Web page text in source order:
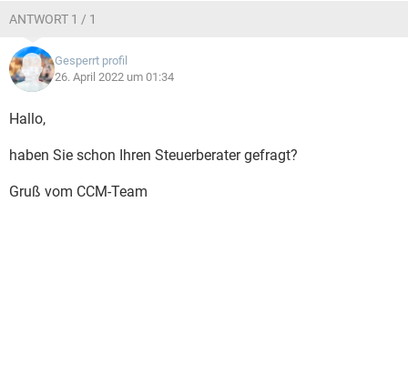
ANTWORT 1 / 1
Gesperrt profil
26. April 2022 um 01:34
Hallo,
haben Sie schon Ihren Steuerberater gefragt?
Gruß vom CCM-Team